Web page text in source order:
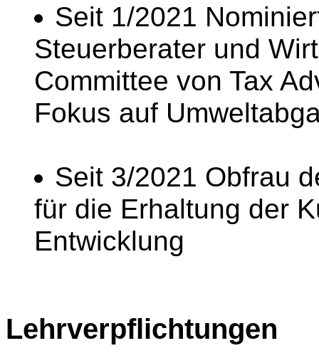
Seit 1/2021
Steuerberater und
Committee von Tax
Fokus auf
Seit 3/2021 Obfrau
für die Erhaltung der
Entwicklung
Lehrverpflichtungen